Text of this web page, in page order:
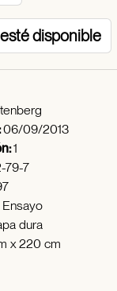
disponible
06/09/2013
1
79-7
dura
x 220 cm